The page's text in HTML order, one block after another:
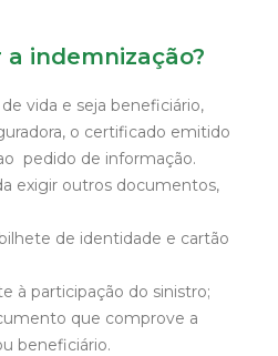
indemnização?
vida e seja beneficiário,
o certificado emitido
pedido de informação.
exigir outros documentos,
de identidade e cartão
à participação do sinistro;
que comprove a
beneficiário.